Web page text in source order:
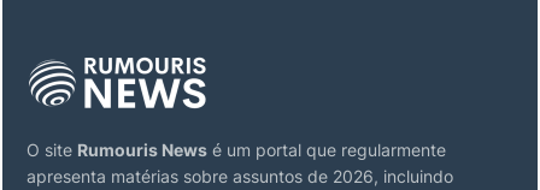
O site Rumouris News é um portal que regularmente
apresenta matérias sobre assuntos de 2026, incluindo